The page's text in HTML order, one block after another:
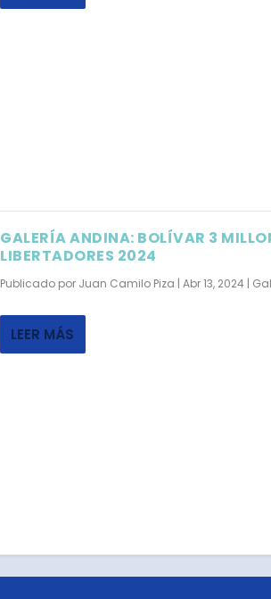
GALERÍA ANDINA: BOLÍVAR 3
LIBERTADORES 2024
Publicado por Juan Camilo Piza | Abr 13, 2024 |
LEER MÁS